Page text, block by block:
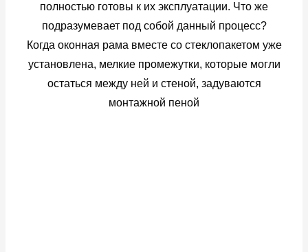
полностью готовы к их эксплуатации. Что же
подразумевает под собой данный процесс?
Когда оконная рама вместе со стеклопакетом уже
установлена, мелкие промежутки, которые могли
остаться между ней и стеной, задуваются
монтажной пеной